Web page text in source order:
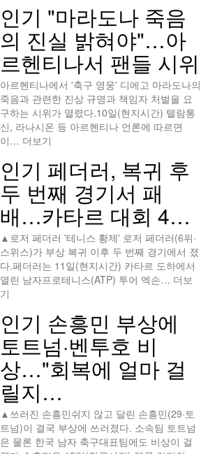
인기 "마라도나 죽음
의 진실 밝혀야"…아
르헨티나서 팬들 시위
아르헨티나에서 '축구 영웅' 디에고 마라도나의
죽음과 관련한 진상 규명과 책임자 처벌을 요
구하는 시위가 열렸다.10일(현지시간) 텔람통
신, 라나시온 등 아르헨티나 언론에 따르면
이… 더보기
인기 페더러, 복귀 후
두 번째 경기서 패
배…카타르 대회 4…
▲로저 페더러 '테니스 황제' 로저 페더러(6위·
스위스)가 부상 복귀 이후 두 번째 경기에서 졌
다.페더러는 11일(현지시간) 카타르 도하에서
열린 남자프로테니스(ATP) 투어 엑손… 더보
기
인기 손흥민 부상에
토트넘·벤투호 비
상…"회복에 얼마 걸
릴지…
▲쓰러진 손흥민쉬지 않고 달린 손흥민(29·토
트넘)이 결국 부상에 쓰러졌다. 소속팀 토트넘
은 물론 한국 남자 축구대표팀에도 비상이 걸